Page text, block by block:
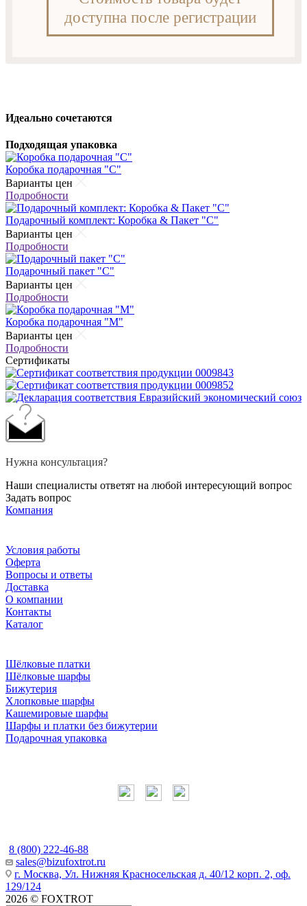
доступна после регистрации
Идеально сочетаются
Подходящая упаковка
Коробка подарочная "С"
Варианты цен
Подробности
Подарочный комплект: Коробка & Пакет "С"
Варианты цен
Подробности
Подарочный пакет "С"
Варианты цен
Подробности
Коробка подарочная "М"
Варианты цен
Подробности
Сертификаты
Нужна консультация?
Наши специалисты ответят на любой интересующий вопрос
Задать вопрос
Компания
Условия работы
Оферта
Вопросы и ответы
Доставка
О компании
Контакты
Каталог
Шёлковые платки
Шёлковые шарфы
Бижутерия
Хлопковые шарфы
Кашемировые шарфы
Шарфы и платки без бижутерии
Подарочная упаковка
8 (800) 222-46-88
sales@bizufoxtrot.ru
г. Москва, Ул. Нижняя Красносельская д. 40/12 корп. 2, оф.
129/124
2026 © FOXTROT